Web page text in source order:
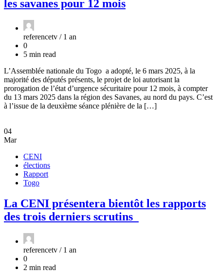
les savanes pour 12 mois
referencetv / 1 an
0
5 min read
L’Assemblée nationale du Togo a adopté, le 6 mars 2025, à la
majorité des députés présents, le projet de loi autorisant la
prorogation de l’état d’urgence sécuritaire pour 12 mois, à compter
du 13 mars 2025 dans la région des Savanes, au nord du pays. C’est
à l’issue de la deuxième séance plénière de la […]
04
Mar
CENI
élections
Rapport
Togo
La CENI présentera bientôt les rapports
des trois derniers scrutins
referencetv / 1 an
0
2 min read